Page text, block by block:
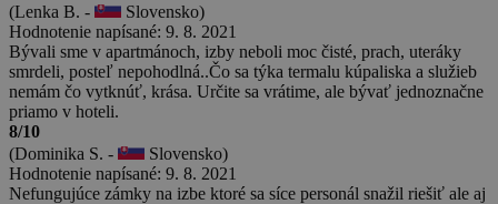
(Lenka B. -
Slovensko)
Hodnotenie napísané: 9. 8. 2021
Bývali sme v apartmánoch, izby neboli moc čisté, prach, uteráky
smrdeli, posteľ nepohodlná..Čo sa týka termalu kúpaliska a služieb
nemám čo vytknúť, krása. Určite sa vrátime, ale bývať jednoznačne
priamo v hoteli.
8/10
(Dominika S. -
Slovensko)
Hodnotenie napísané: 9. 8. 2021
Nefungujúce zámky na izbe ktoré sa síce personál snažil riešiť ale aj